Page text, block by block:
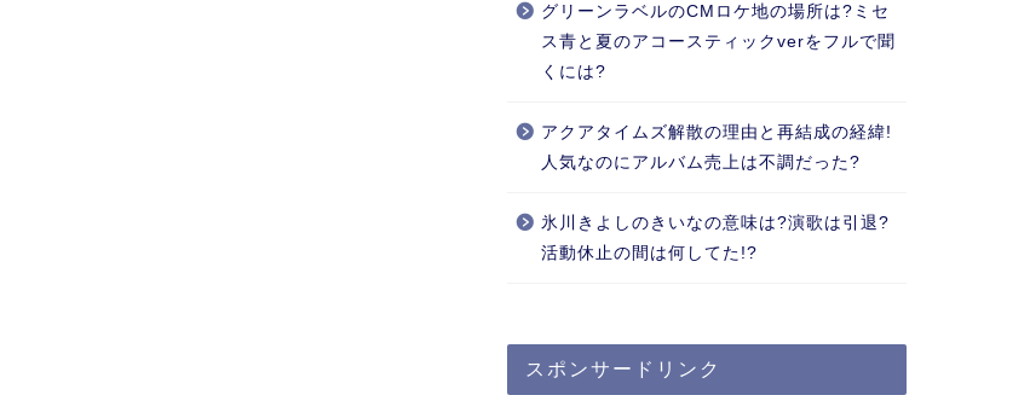
グリーンラベルのCMロケ地の場所は?ミセ
ス青と夏のアコースティックverをフルで聞
くには?
アクアタイムズ解散の理由と再結成の経緯!
人気なのにアルバム売上は不調だった?
氷川きよしのきいなの意味は?演歌は引退?
活動休止の間は何してた!?
スポンサードリンク